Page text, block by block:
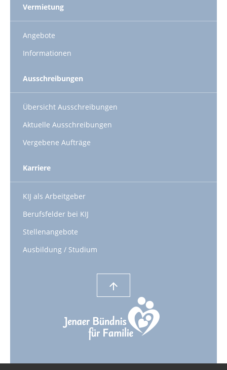
Vermietung
Angebote
Informationen
Ausschreibungen
Übersicht Ausschreibungen
Aktuelle Ausschreibungen
Vergebene Aufträge
Karriere
KIJ als Arbeitgeber
Berufsfelder bei KIJ
Stellenangebote
Ausbildung / Studium
arrow_upward